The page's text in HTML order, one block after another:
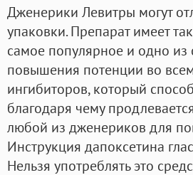
Дженерики Левитры могут
упаковки. Препарат имеет
самое популярное и одно
повышения потенции во
ингибиторов, который
благодаря чему
любой из дженериков для
Инструкция дапоксетина
Нельзя употреблять это